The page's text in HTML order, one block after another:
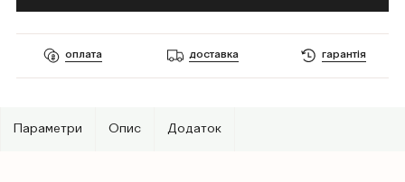
оплата доставка гарантія
Параметри Опис Додаток